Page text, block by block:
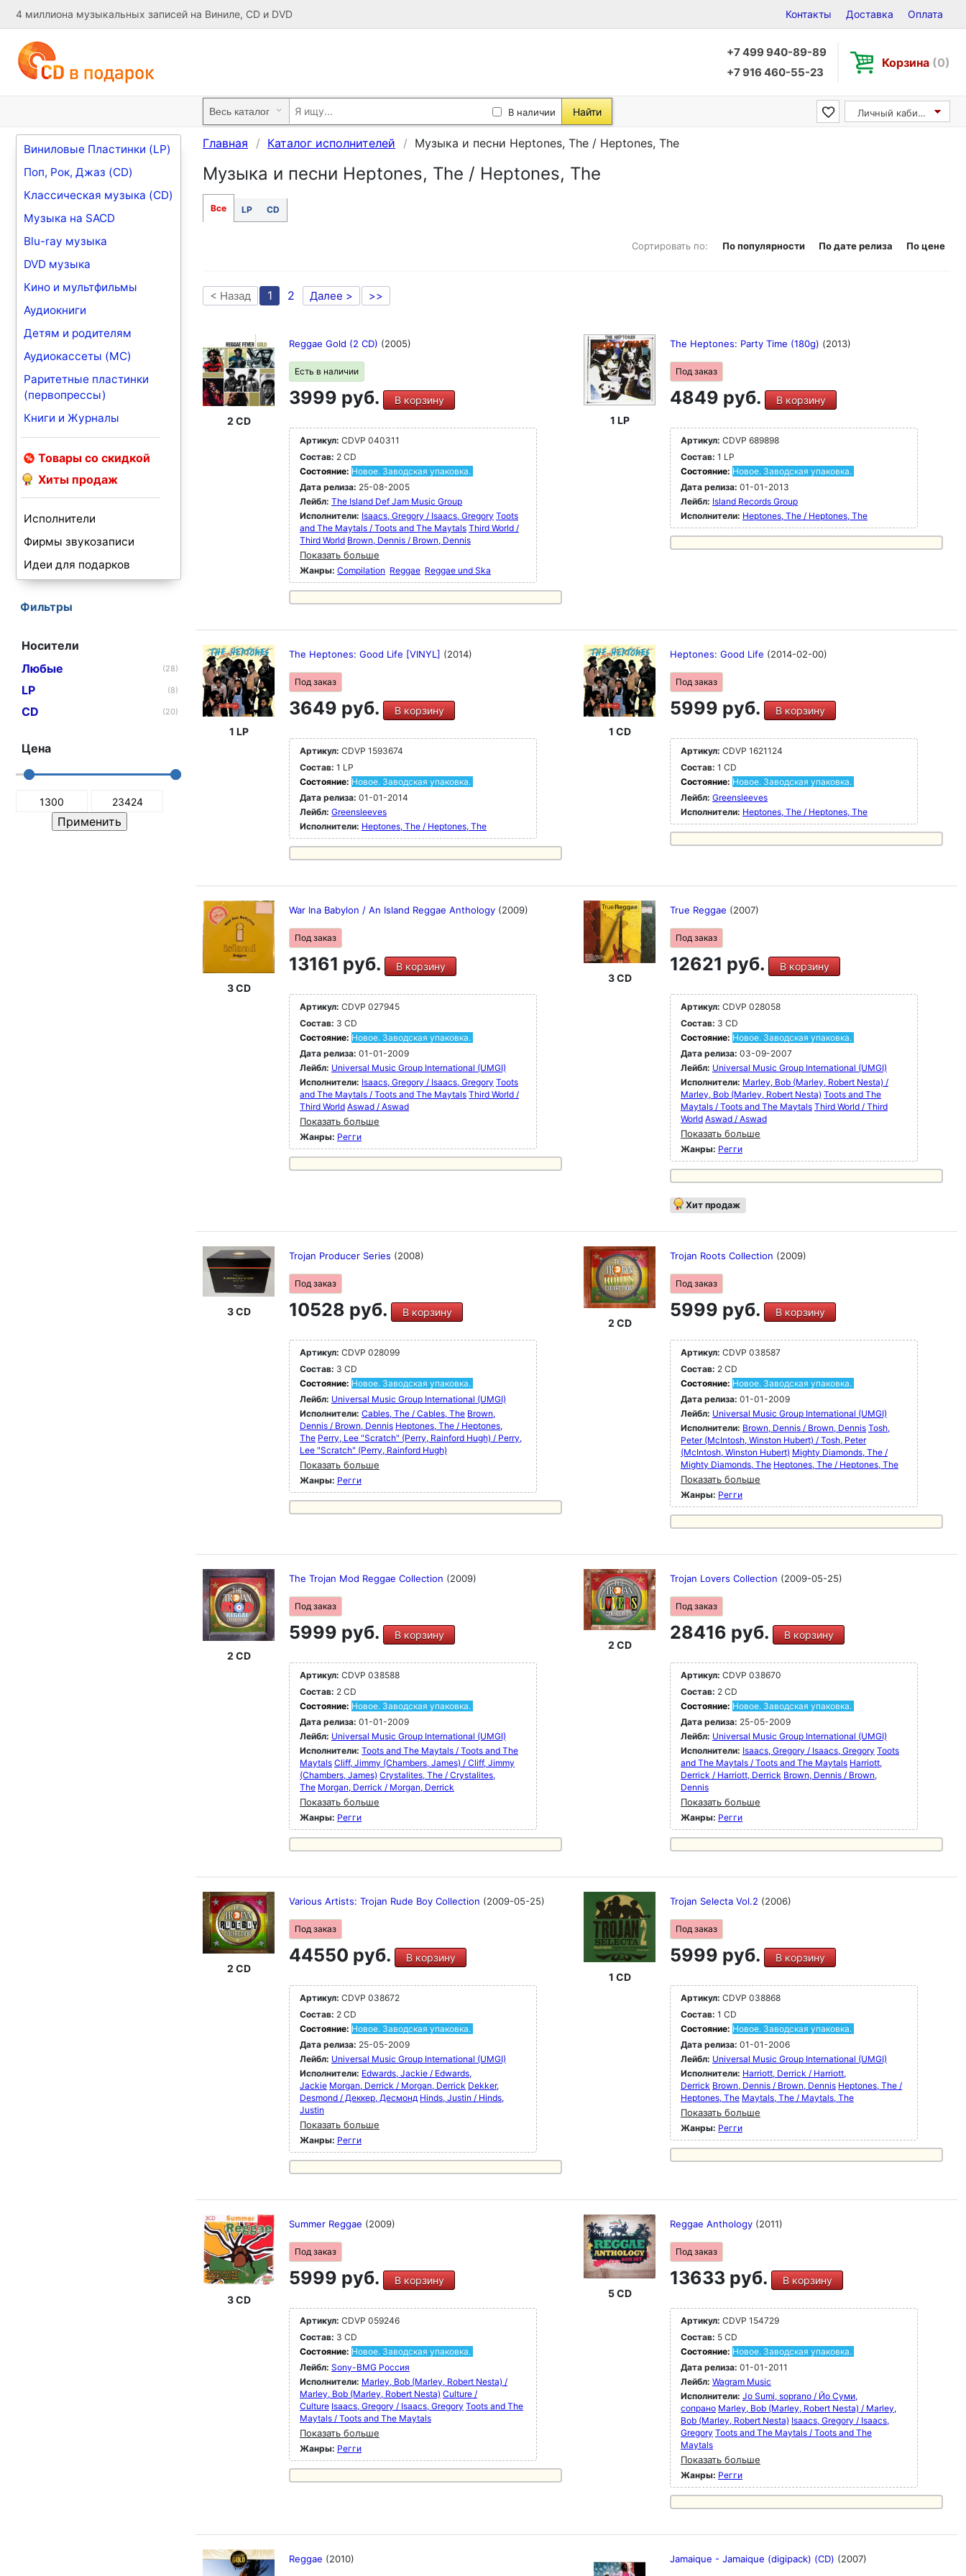
4 миллиона музыкальных записей на Виниле, CD и DVD Контакты Доставка Оплата
+7 499 940-89-89
+7 916 460-55-23
Корзина (0)
В наличии Найти Личный кабинет
Виниловые Пластинки (LP)
Поп, Рок, Джаз (CD)
Классическая музыка (CD)
Музыка на SACD
Blu-ray музыка
DVD музыка
Кино и мультфильмы
Аудиокниги
Детям и родителям
Аудиокассеты (MC)
Раритетные пластинки
(первопрессы)
Книги и Журналы
Товары со скидкой
Хиты продаж
Исполнители
Фирмы звукозаписи
Идеи для подарков
Фильтры
Носители
Любые
(28)
LP (8)
CD (20)
Цена
Главная Каталог исполнителей Музыка и песни Heptones, The / Heptones, The
Музыка и песни Heptones, The / Heptones, The
Все LP CD
Сортировать по: По популярности По дате релиза По цене
< Назад 1 2 Далее > >>
2 CD
Reggae Gold (2 CD) (2005)
Есть в наличии
3999 руб. В корзину
Артикул: CDVP 040311
Состав: 2 CD
Состояние: Новое. Заводская упаковка.
Дата релиза: 25-08-2005
Лейбл: The Island Def Jam Music Group
Исполнители: Isaacs, Gregory / Isaacs, Gregory Toots
and The Maytals / Toots and The Maytals Third World /
Third World Brown, Dennis / Brown, Dennis
Показать больше
Жанры: Compilation Reggae Reggae und Ska
1 LP
The Heptones: Party Time (180g) (2013)
Под заказ
4849 руб. В корзину
Артикул: CDVP 689898
Состав: 1 LP
Состояние: Новое. Заводская упаковка.
Дата релиза: 01-01-2013
Лейбл: Island Records Group
Исполнители: Heptones, The / Heptones, The
1 LP
The Heptones: Good Life [VINYL] (2014)
Под заказ
3649 руб. В корзину
Артикул: CDVP 1593674
Состав: 1 LP
Состояние: Новое. Заводская упаковка.
Дата релиза: 01-01-2014
Лейбл: Greensleeves
Исполнители: Heptones, The / Heptones, The
1 CD
Heptones: Good Life (2014-02-00)
Под заказ
5999 руб. В корзину
Артикул: CDVP 1621124
Состав: 1 CD
Состояние: Новое. Заводская упаковка.
Лейбл: Greensleeves
Исполнители: Heptones, The / Heptones, The
3 CD
War Ina Babylon / An Island Reggae Anthology (2009)
Под заказ
13161 руб. В корзину
Артикул: CDVP 027945
Состав: 3 CD
Состояние: Новое. Заводская упаковка.
Дата релиза: 01-01-2009
Лейбл: Universal Music Group International (UMGI)
Исполнители: Isaacs, Gregory / Isaacs, Gregory Toots
and The Maytals / Toots and The Maytals Third World /
Third World Aswad / Aswad
Показать больше
Жанры: Регги
3 CD
True Reggae (2007)
Под заказ
12621 руб. В корзину
Артикул: CDVP 028058
Состав: 3 CD
Состояние: Новое. Заводская упаковка.
Дата релиза: 03-09-2007
Лейбл: Universal Music Group International (UMGI)
Исполнители: Marley, Bob (Marley, Robert Nesta) /
Marley, Bob (Marley, Robert Nesta) Toots and The
Maytals / Toots and The Maytals Third World / Third
World Aswad / Aswad
Показать больше
Жанры: Регги
Хит продаж
3 CD
Trojan Producer Series (2008)
Под заказ
10528 руб. В корзину
Артикул: CDVP 028099
Состав: 3 CD
Состояние: Новое. Заводская упаковка.
Лейбл: Universal Music Group International (UMGI)
Исполнители: Cables, The / Cables, The Brown,
Dennis / Brown, Dennis Heptones, The / Heptones,
The Perry, Lee "Scratch" (Perry, Rainford Hugh) / Perry,
Lee "Scratch" (Perry, Rainford Hugh)
Показать больше
Жанры: Регги
2 CD
Trojan Roots Collection (2009)
Под заказ
5999 руб. В корзину
Артикул: CDVP 038587
Состав: 2 CD
Состояние: Новое. Заводская упаковка.
Дата релиза: 01-01-2009
Лейбл: Universal Music Group International (UMGI)
Исполнители: Brown, Dennis / Brown, Dennis Tosh,
Peter (McIntosh, Winston Hubert) / Tosh, Peter
(McIntosh, Winston Hubert) Mighty Diamonds, The /
Mighty Diamonds, The Heptones, The / Heptones, The
Показать больше
Жанры: Регги
2 CD
The Trojan Mod Reggae Collection (2009)
Под заказ
5999 руб. В корзину
Артикул: CDVP 038588
Состав: 2 CD
Состояние: Новое. Заводская упаковка.
Дата релиза: 01-01-2009
Лейбл: Universal Music Group International (UMGI)
Исполнители: Toots and The Maytals / Toots and The
Maytals Cliff, Jimmy (Chambers, James) / Cliff, Jimmy
(Chambers, James) Crystalites, The / Crystalites,
The Morgan, Derrick / Morgan, Derrick
Показать больше
Жанры: Регги
2 CD
Trojan Lovers Collection (2009-05-25)
Под заказ
28416 руб. В корзину
Артикул: CDVP 038670
Состав: 2 CD
Состояние: Новое. Заводская упаковка.
Дата релиза: 25-05-2009
Лейбл: Universal Music Group International (UMGI)
Исполнители: Isaacs, Gregory / Isaacs, Gregory Toots
and The Maytals / Toots and The Maytals Harriott,
Derrick / Harriott, Derrick Brown, Dennis / Brown,
Dennis
Показать больше
Жанры: Регги
2 CD
Various Artists: Trojan Rude Boy Collection (2009-05-25)
Под заказ
44550 руб. В корзину
Артикул: CDVP 038672
Состав: 2 CD
Состояние: Новое. Заводская упаковка.
Дата релиза: 25-05-2009
Лейбл: Universal Music Group International (UMGI)
Исполнители: Edwards, Jackie / Edwards,
Jackie Morgan, Derrick / Morgan, Derrick Dekker,
Desmond / Деккер, Десмонд Hinds, Justin / Hinds,
Justin
Показать больше
Жанры: Регги
1 CD
Trojan Selecta Vol.2 (2006)
Под заказ
5999 руб. В корзину
Артикул: CDVP 038868
Состав: 1 CD
Состояние: Новое. Заводская упаковка.
Дата релиза: 01-01-2006
Лейбл: Universal Music Group International (UMGI)
Исполнители: Harriott, Derrick / Harriott,
Derrick Brown, Dennis / Brown, Dennis Heptones, The /
Heptones, The Maytals, The / Maytals, The
Показать больше
Жанры: Регги
3 CD
Summer Reggae (2009)
Под заказ
5999 руб. В корзину
Артикул: CDVP 059246
Состав: 3 CD
Состояние: Новое. Заводская упаковка.
Лейбл: Sony-BMG Россия
Исполнители: Marley, Bob (Marley, Robert Nesta) /
Marley, Bob (Marley, Robert Nesta) Culture /
Culture Isaacs, Gregory / Isaacs, Gregory Toots and The
Maytals / Toots and The Maytals
Показать больше
Жанры: Регги
5 CD
Reggae Anthology (2011)
Под заказ
13633 руб. В корзину
Артикул: CDVP 154729
Состав: 5 CD
Состояние: Новое. Заводская упаковка.
Дата релиза: 01-01-2011
Лейбл: Wagram Music
Исполнители: Jo Sumi, soprano / Йо Суми,
сопрано Marley, Bob (Marley, Robert Nesta) / Marley,
Bob (Marley, Robert Nesta) Isaacs, Gregory / Isaacs,
Gregory Toots and The Maytals / Toots and The
Maytals
Показать больше
Жанры: Регги
Reggae (2010) Jamaique - Jamaique (digipack) (CD) (2007)